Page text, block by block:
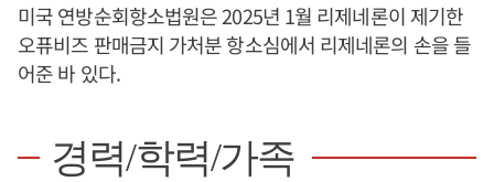
미국 연방순회항소법원은 2025년 1월 리제네론이 제기한
오퓨비즈 판매금지 가처분 항소심에서 리제네론의 손을 들
어준 바 있다.
경력/학력/가족